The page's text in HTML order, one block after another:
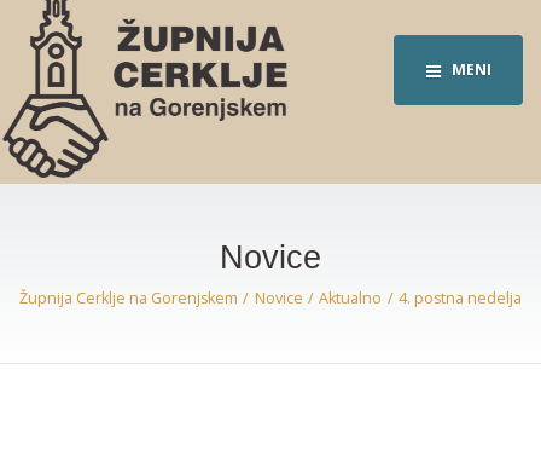
MENI
Novice
Župnija Cerklje na Gorenjskem Novice Aktualno 4. postna nedelja